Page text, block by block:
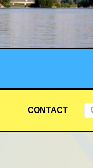
CONTACT